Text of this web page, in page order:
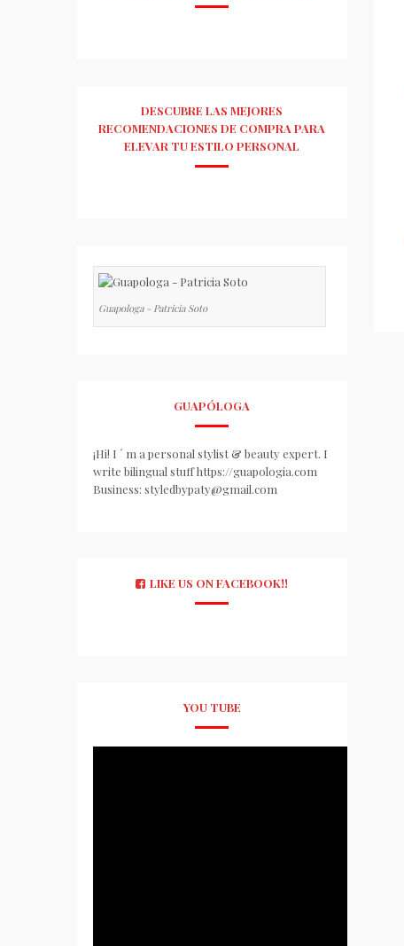
DESCUBRE LAS MEJORES
RECOMENDACIONES DE COMPRA PARA
ELEVAR TU ESTILO PERSONAL
Guapologa - Patricia Soto
GUAPÓLOGA
¡Hi! I ´ m a personal stylist & beauty expert. I
write bilingual stuff https://guapologia.com
Business: styledbypaty@gmail.com
LIKE US ON FACEBOOK!!
YOU TUBE